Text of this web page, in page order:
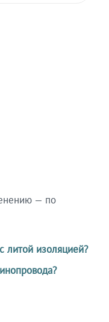
— по
литой изоляцией?